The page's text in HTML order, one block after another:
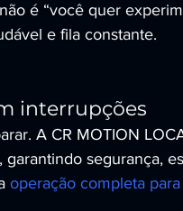
é “você quer
e fila constante.
interrupções
A CR MOTION
segurança,
operação completa